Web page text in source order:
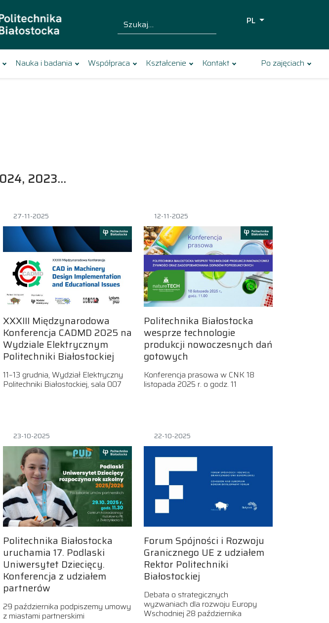
Szukaj dla:
PL
Nauka i badania Współpraca Kształcenie Kontakt Po zajęciach
2023…
27-11-2025
XXXIII Międzynarodowa
Konferencja CADMD 2025 na
Wydziale Elektrycznym
Politechniki Białostockiej
11–13 grudnia, Wydział Elektryczny
Politechniki Białostockiej, sala 007
12-11-2025
Politechnika Białostocka
wesprze technologie
produkcji nowoczesnych dań
gotowych
Konferencja prasowa w CNK 18
listopada 2025 r. o godz. 11
23-10-2025
Politechnika Białostocka
uruchamia 17. Podlaski
Uniwersytet Dziecięcy.
Konferencja z udziałem
partnerów
29 października podpiszemy umowy
z miastami partnerskimi
22-10-2025
Forum Spójności i Rozwoju
Granicznego UE z udziałem
Rektor Politechniki
Białostockiej
Debata o strategicznych
wyzwaniach dla rozwoju Europy
Wschodniej 28 października